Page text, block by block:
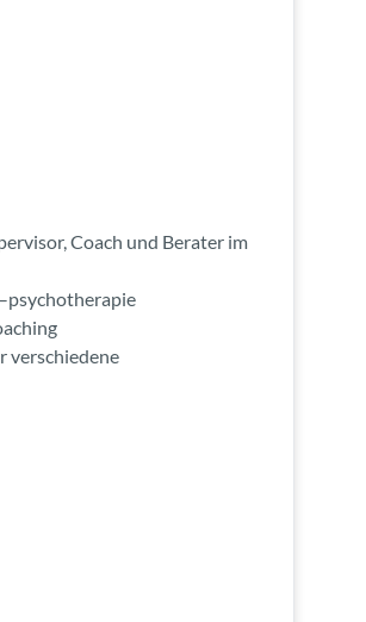
Coach und Berater im
verschiedene